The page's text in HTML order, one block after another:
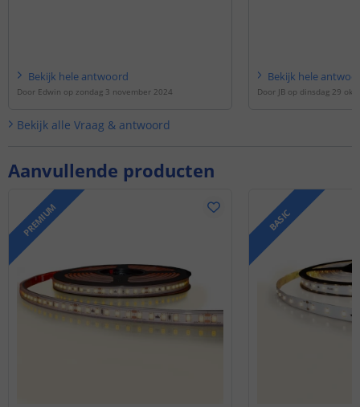
Aanvullende producten
PREMIUM BASIC
Bekijk hele antwoord
Door Edwin op zondag 3 november 2024
Bekijk hele
Door JB op dinsdag 29
Bekijk alle Vraag & antwoord